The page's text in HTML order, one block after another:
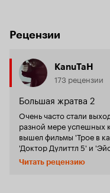
Рецензии
KanuTaH
173 рецензии
Большая жратва 2
Очень часто стали
разной мере успешных
вышел фильмы 'Трое в
'Доктор Дулиттл 5' и
и множество других
меня, продолжений. На
Читать рецензию